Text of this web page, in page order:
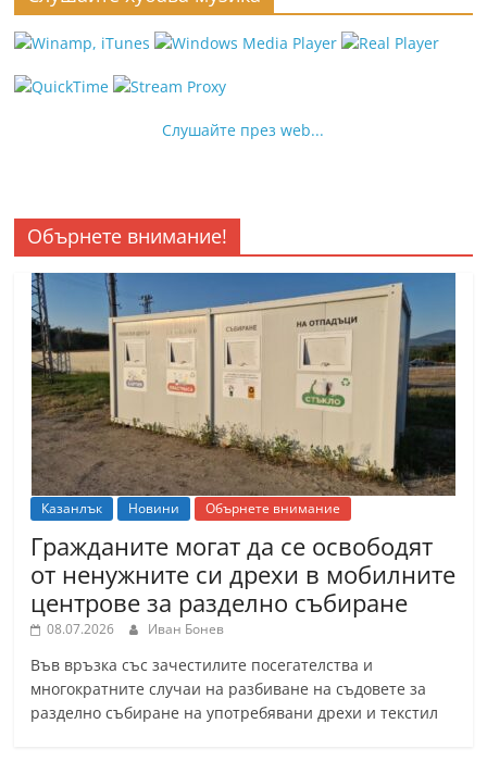
Слушайте през web...
Обърнете внимание!
Казанлък Новини Обърнете внимание
Гражданите могат да се освободят
от ненужните си дрехи в мобилните
центрове за разделно събиране
08.07.2026 Иван Бонев
Във връзка със зачестилите посегателства и
многократните случаи на разбиване на съдовете за
разделно събиране на употребявани дрехи и текстил